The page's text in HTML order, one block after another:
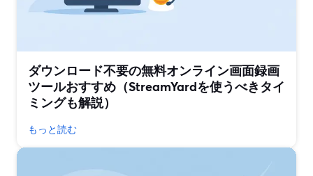
ダウンロード不要の無料オンライン画面録画
ツールおすすめ（StreamYardを使うべきタイ
ミングも解説）
もっと読む